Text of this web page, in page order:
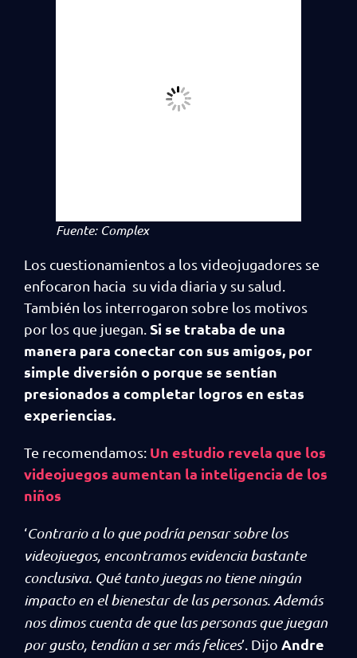
Fuente: Complex
Los cuestionamientos a los videojugadores se
enfocaron hacia su vida diaria y su salud.
También los interrogaron sobre los motivos
por los que juegan. Si se trataba de una
manera para conectar con sus amigos, por
simple diversión o porque se sentían
presionados a completar logros en estas
experiencias.
Te recomendamos: Un estudio revela que los
videojuegos aumentan la inteligencia de los
niños
‘Contrario a lo que podría pensar sobre los
videojuegos, encontramos evidencia bastante
conclusiva. Qué tanto juegas no tiene ningún
impacto en el bienestar de las personas. Además
nos dimos cuenta de que las personas que juegan
por gusto, tendían a ser más felices’. Dijo Andre